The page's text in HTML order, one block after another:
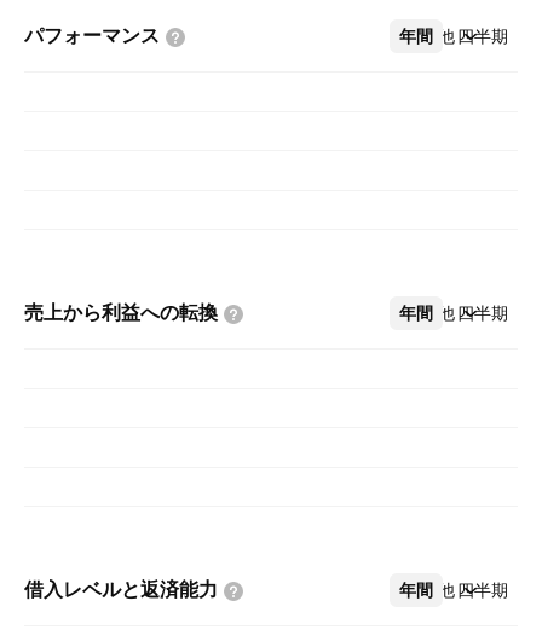
パフォーマンス 年間 四半期
その他
売上から利益への転換 年間 四半期
その他
借入レベルと返済能力 年間 四半期
その他